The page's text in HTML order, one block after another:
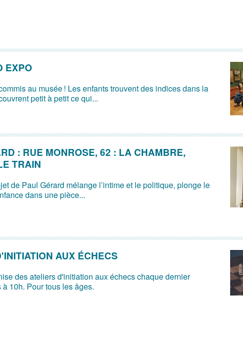
EXPO
au musée ! Les enfants trouvent des indices dans la
petit à petit ce qui...
: RUE MONROSE, 62 : LA CHAMBRE,
TRAIN
de Paul Gérard mélange l’intime et le politique, plonge le
dans une pièce...
AUX ÉCHECS
des ateliers d'initiation aux échecs chaque dernier
10h. Pour tous les âges.